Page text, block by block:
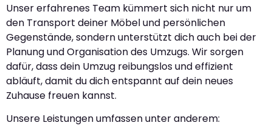
Unser erfahrenes Team kümmert sich nicht nur um
den Transport deiner Möbel und persönlichen
Gegenstände, sondern unterstützt dich auch bei der
Planung und Organisation des Umzugs. Wir sorgen
dafür, dass dein Umzug reibungslos und effizient
abläuft, damit du dich entspannt auf dein neues
Zuhause freuen kannst.
Unsere Leistungen umfassen unter anderem: